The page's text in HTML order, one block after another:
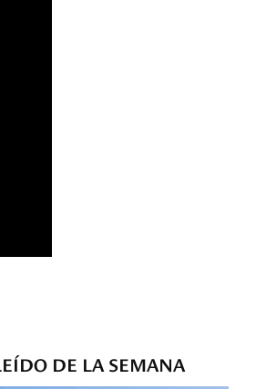
DE LA SEMANA